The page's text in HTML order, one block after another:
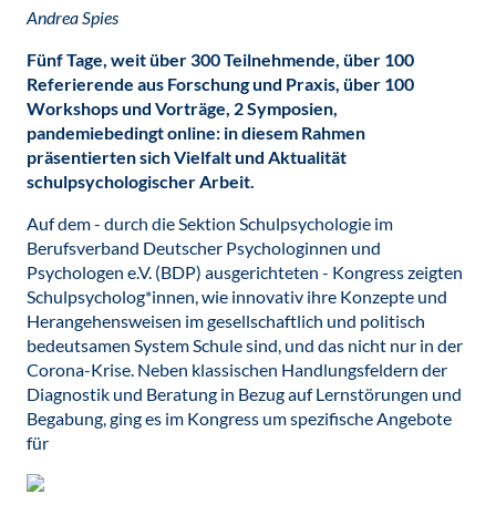
Andrea Spies
Fünf Tage, weit über 300 Teilnehmende, über 100
Referierende aus Forschung und Praxis, über 100
Workshops und Vorträge, 2 Symposien,
pandemiebedingt online: in diesem Rahmen
präsentierten sich Vielfalt und Aktualität
schulpsychologischer Arbeit.
Auf dem - durch die Sektion Schulpsychologie im
Berufsverband Deutscher Psychologinnen und
Psychologen e.V. (BDP) ausgerichteten - Kongress zeigten
Schulpsycholog*innen, wie innovativ ihre Konzepte und
Herangehensweisen im gesellschaftlich und politisch
bedeutsamen System Schule sind, und das nicht nur in der
Corona-Krise. Neben klassischen Handlungsfeldern der
Diagnostik und Beratung in Bezug auf Lernstörungen und
Begabung, ging es im Kongress um spezifische Angebote
für